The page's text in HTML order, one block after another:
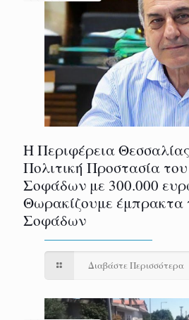
Η Περιφέρεια
Πολιτική Προστασία
Σοφάδων με 300.000
Θωρακίζουμε έμπρακτα
Σοφάδων
Διαβάστε Περισσότερα